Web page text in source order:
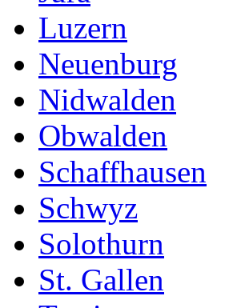
Luzern
Neuenburg
Nidwalden
Obwalden
Schaffhausen
Schwyz
Solothurn
St. Gallen